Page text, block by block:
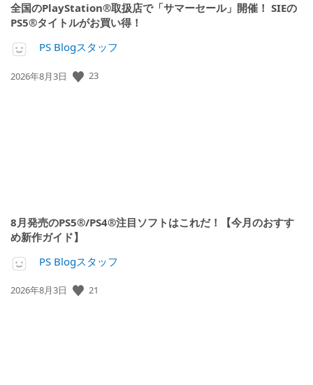
全国のPlayStation®取扱店で「サマーセール」開催！ SIEの
PS5®タイトルがお買い得！
PS Blogスタッフ
公
2026年8月3日 23
8月発売のPS5®/PS4®注目ソフトはこれだ！【今月のおすす
め新作ガイド】
PS Blogスタッフ
公
2026年8月3日 21